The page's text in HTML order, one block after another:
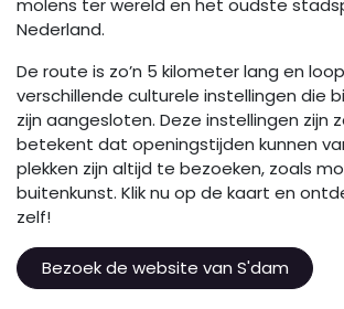
Nederland.
De route is zo’n 5 kilometer lang en
verschillende culturele instellingen die
zijn aangesloten. Deze instellingen zijn
betekent dat openingstijden kunnen
plekken zijn altijd te bezoeken, zoals
buitenkunst. Klik nu op de kaart en
zelf!
Bezoek de website van S'dam